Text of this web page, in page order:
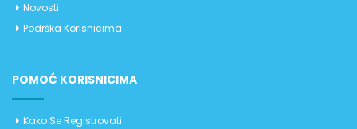
Novosti
Podrška Korisnicima
POMOĆ KORISNICIMA
Kako Se Registrovati